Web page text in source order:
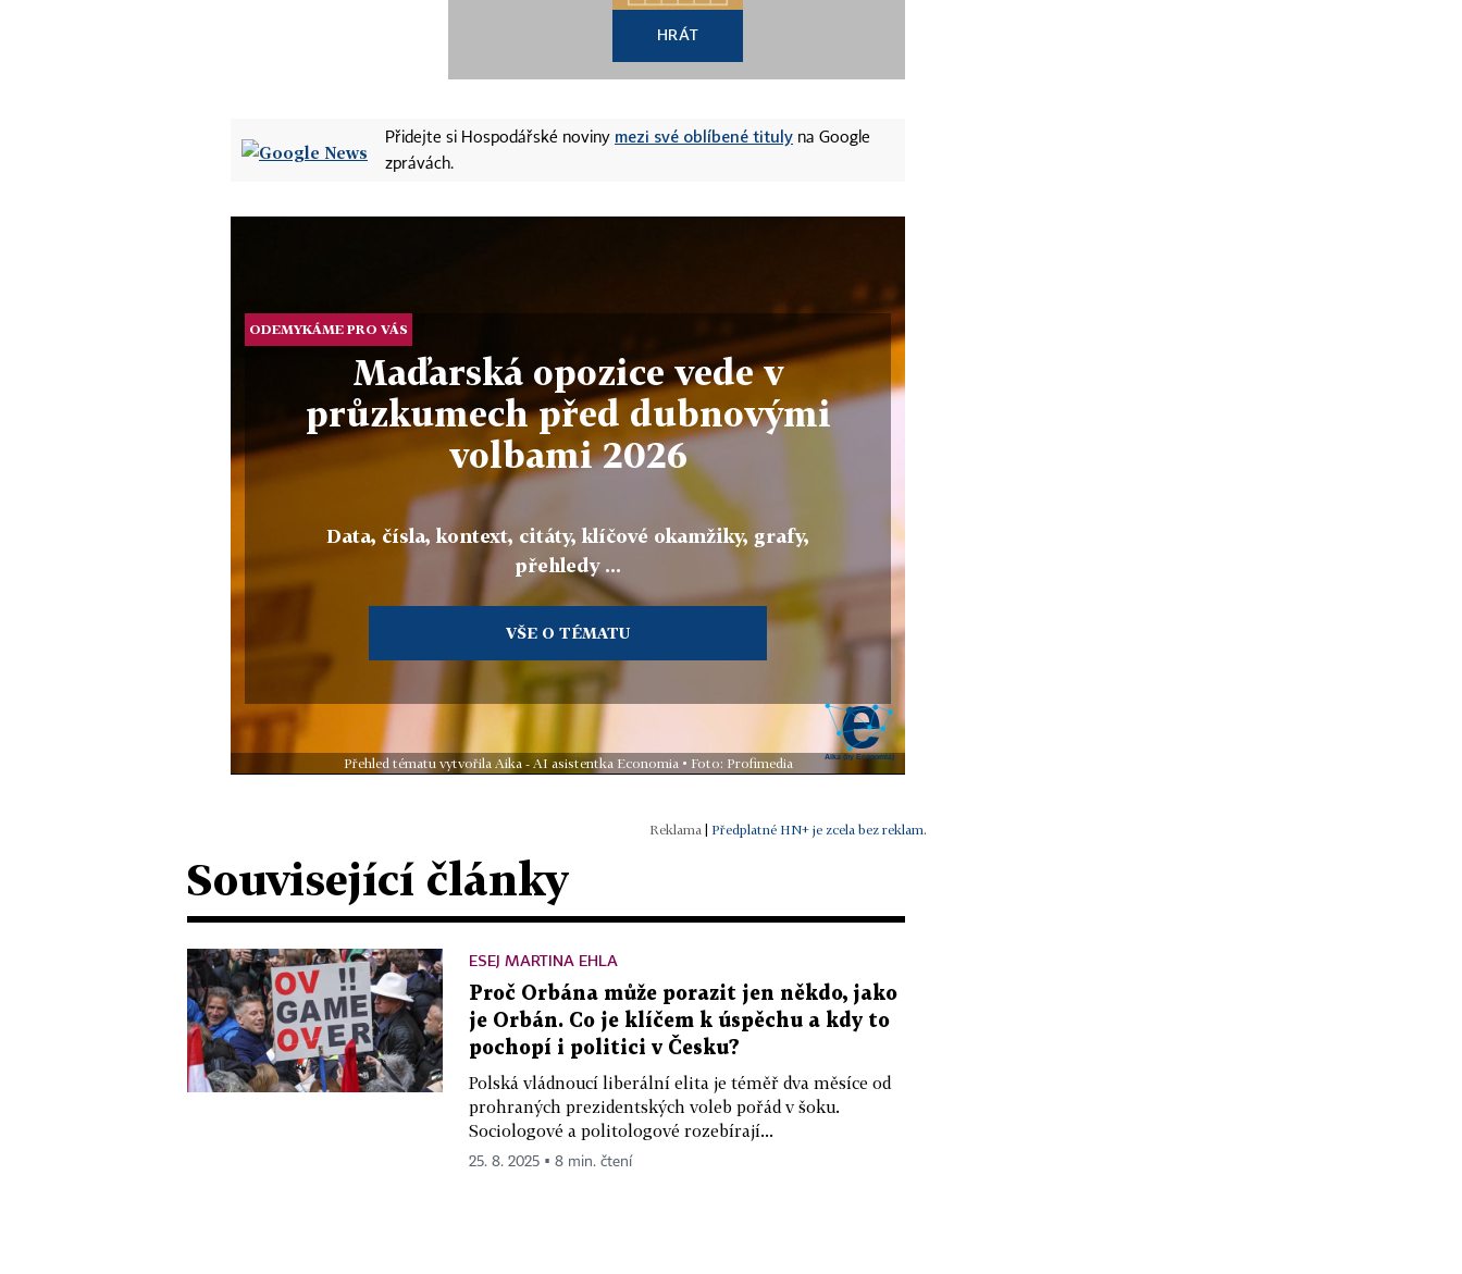
HRÁT
Přidejte si Hospodářské noviny mezi své oblíbené tituly na Google
zprávách.
ODEMYKÁME PRO VÁS
Maďarská opozice vede v
průzkumech před dubnovými
volbami 2026
Data, čísla, kontext, citáty, klíčové okamžiky, grafy,
přehledy ...
VŠE O TÉMATU
Přehled tématu vytvořila Aika - AI asistentka Economia • Foto: Profimedia
Předplatné HN+ je zcela bez reklam.
Související články
ESEJ MARTINA EHLA
Proč Orbána může porazit jen někdo, jako
je Orbán. Co je klíčem k úspěchu a kdy to
pochopí i politici v Česku?
Polská vládnoucí liberální elita je téměř dva měsíce od
prohraných prezidentských voleb pořád v šoku.
Sociologové a politologové rozebírají...
25. 8. 2025 ▪ 8 min. čtení